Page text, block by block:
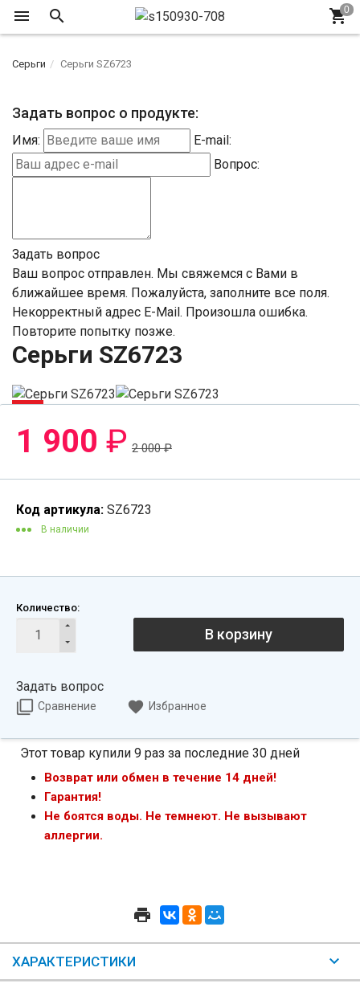
Серьги Серьги SZ6723
Задать вопрос о продукте:
Имя:
E-mail:
Вопрос:
Задать вопрос
Ваш вопрос отправлен. Мы свяжемся с Вами в
ближайшее время. Пожалуйста, заполните все поля.
Некорректный адрес E-Mail. Произошла ошибка.
Повторите попытку позже.
Серьги SZ6723
-5%
1 900 ₽ 2 000₽
Код артикула: SZ6723
В наличии
Количество:
В корзину
Задать вопрос
Сравнение Избранное
Этот товар купили 9 раз за последние 30 дней
Возврат или обмен в течение 14 дней!
Гарантия!
Не боятся воды. Не темнеют. Не вызывают
аллергии.
ХАРАКТЕРИСТИКИ